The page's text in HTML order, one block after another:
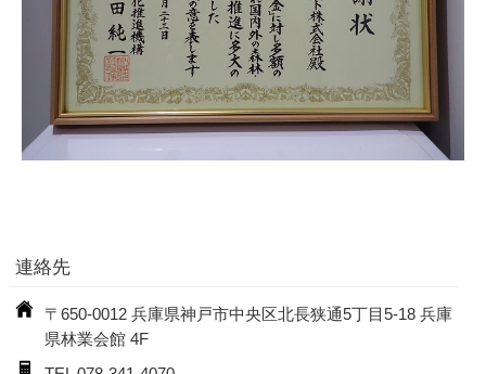
連絡先
〒650-0012 兵庫県神戸市中央区北長狭通5丁目5-18 兵庫
県林業会館 4F